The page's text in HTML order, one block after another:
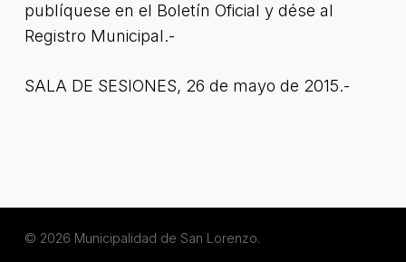
publíquese en el Boletín Oficial y dése al
Registro Municipal.-
SALA DE SESIONES, 26 de mayo de 2015.-
© 2026 Municipalidad de San Lorenzo.